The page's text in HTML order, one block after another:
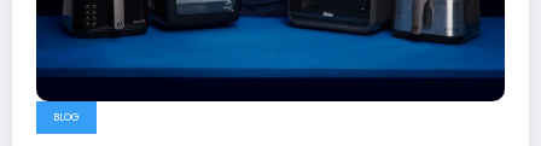
BLOG